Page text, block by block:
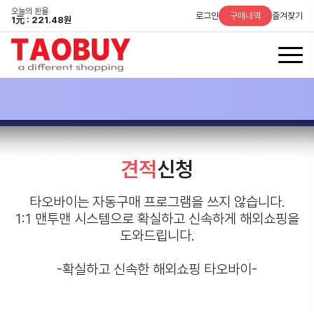
오늘의 환율
1元 : 221.48원 로그인 구매내역 즐겨찾기
견적신청
타오바이는 자동구매 프로그램을 쓰지 않습니다.
1:1 맨투맨 시스템으로 확실하고 신속하게 해외쇼핑을
도와드립니다.
-확실하고 신속한 해외쇼핑 타오바이-